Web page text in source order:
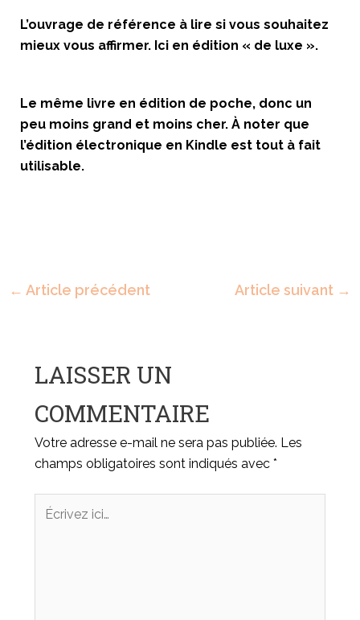
L’ouvrage de référence à lire si vous souhaitez
mieux vous affirmer. Ici en édition « de luxe ».
Le même livre en édition de poche, donc un
peu moins grand et moins cher. À noter que
l’édition électronique en Kindle est tout à fait
utilisable.
← Article précédent Article suivant →
LAISSER UN
COMMENTAIRE
Votre adresse e-mail ne sera pas publiée. Les
champs obligatoires sont indiqués avec *
Écrivez